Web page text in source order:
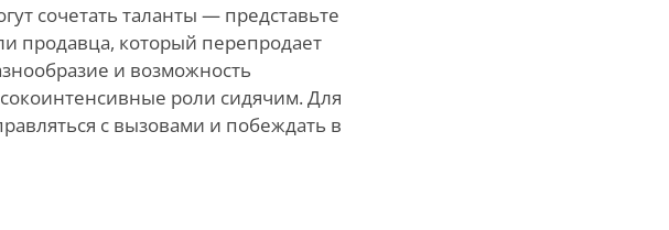
сочетать таланты — представьте
продавца, который перепродает
и возможность
роли сидячим. Для
с вызовами и побеждать в